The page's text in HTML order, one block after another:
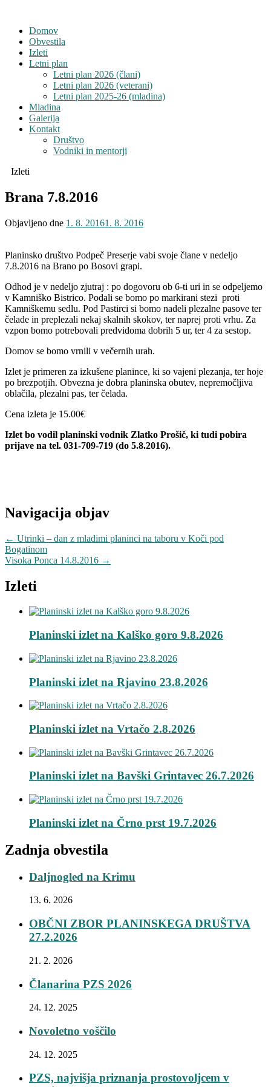
Domov
Obvestila
Izleti
Letni plan
Letni plan 2026 (člani)
Letni plan 2026 (veterani)
Letni plan 2025-26 (mladina)
Mladina
Galerija
Kontakt
Društvo
Vodniki in mentorji
Izleti
Brana 7.8.2016
Objavljeno dne 1. 8. 20161. 8. 2016
Planinsko društvo Podpeč Preserje vabi svoje člane v nedeljo
7.8.2016 na Brano po Bosovi grapi.
Odhod je v nedeljo zjutraj : po dogovoru ob 6-ti uri in se odpeljemo
v Kamniško Bistrico. Podali se bomo po markirani stezi proti
Kamniškemu sedlu. Pod Pastirci si bomo nadeli plezalne pasove ter
čelade in preplezali nekaj skalnih skokov, ter naprej proti vrhu. Za
vzpon bomo potrebovali predvidoma dobrih 5 ur, ter 4 za sestop.
Domov se bomo vrnili v večernih urah.
Izlet je primeren za izkušene planince, ki so vajeni plezanja, ter hoje
po brezpotjih. Obvezna je dobra planinska obutev, nepremočljiva
oblačila, plezalni pas, ter čelada.
Cena izleta je 15.00€
Izlet bo vodil planinski vodnik Zlatko Prošič, ki tudi pobira
prijave na tel. 031-709-719 (do 5.8.2016).
Navigacija objav
← Utrinki – dan z mladimi planinci na taboru v Koči pod
Bogatinom
Visoka Ponca 14.8.2016 →
Izleti
Planinski izlet na Kalško goro 9.8.2026
Planinski izlet na Rjavino 23.8.2026
Planinski izlet na Vrtačo 2.8.2026
Planinski izlet na Bavški Grintavec 26.7.2026
Planinski izlet na Črno prst 19.7.2026
Zadnja obvestila
Daljnogled na Krimu
13. 6. 2026
OBČNI ZBOR PLANINSKEGA DRUŠTVA
27.2.2026
21. 2. 2026
Članarina PZS 2026
24. 12. 2025
Novoletno voščilo
24. 12. 2025
PZS, najvišja priznanja prostovoljcem v